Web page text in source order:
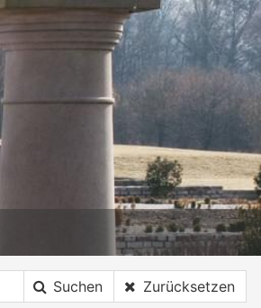
Suchen Zurücksetzen